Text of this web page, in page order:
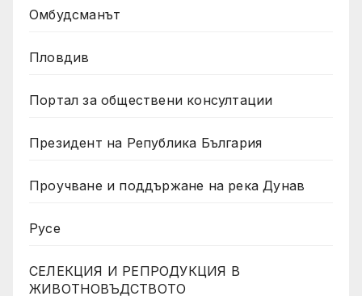
Омбудсманът
Пловдив
Портал за обществени консултации
Президент на Република България
Проучване и поддържане на река Дунав
Русе
СЕЛЕКЦИЯ И РЕПРОДУКЦИЯ В
ЖИВОТНОВЪДСТВОТО